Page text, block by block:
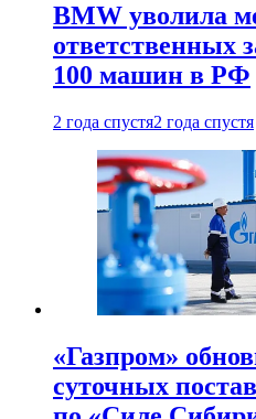
BMW уволила
ответственных
100 машин в РФ
2 года спустя2 года спустя
«Газпром»
суточных